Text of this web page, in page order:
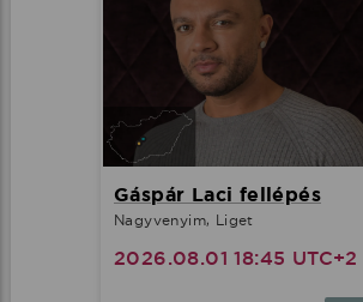
Gáspár Laci fellépés
Nagyvenyim, Liget
2026.08.01 18:45 UTC+2